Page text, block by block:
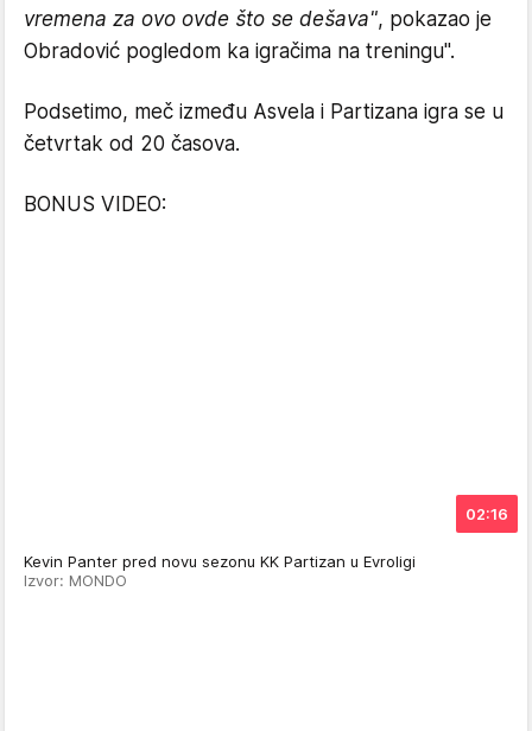
vremena za ovo ovde što se dešava", pokazao je
Obradović pogledom ka igračima na treningu".
Podsetimo, meč između Asvela i Partizana igra se u
četvrtak od 20 časova.
BONUS VIDEO:
02:16
Kevin Panter pred novu sezonu KK Partizan u Evroligi
Izvor: MONDO